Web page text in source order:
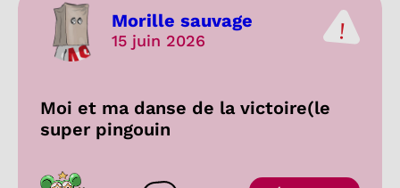
Morille sauvage
15 juin 2026
Moi et ma danse de la victoire(le
super pingouin